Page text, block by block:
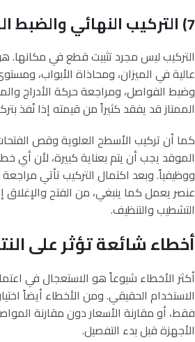
7) التركيب النهائي والضبط الدقيق
التركيب ليس مجرد تثبيت قطع في مكانها.
عالية في الميزان، ومحاذاة الأبواب،
وضبط الفواصل، ومراجعة حركة الأدراج
الممتاز قد يفقد كثيراً من قيمته إذا نُفذ
كما أن تركيب الأسطح العلوية وقص
الموقد يجب أن يتم بعناية كبيرة، لأن أي
ووظيفياً. وبعد اكتمال التركيب تأتي
عنصر يعمل كما ينبغي، من الفتح والإغلاق
التشطيب والتنظيف.
أخطاء شائعة تؤثر على
أكثر الأخطاء شيوعاً هو الاستعجال في
الاستخدام الحقيقي. ومن الأخطاء أيضاً
فقط، أو مقارنة الأسعار دون مقارنة
الأجهزة قبل بدء التفصيل.